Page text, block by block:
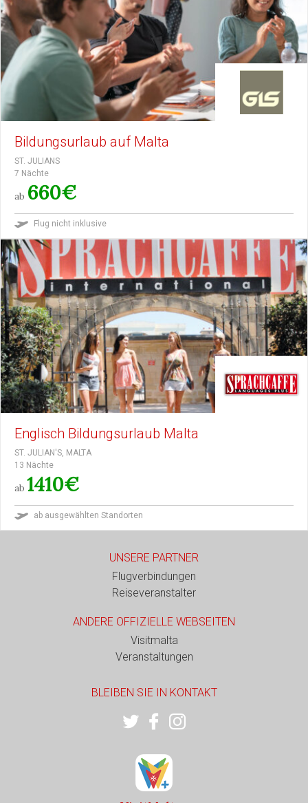
Bildungsurlaub auf Malta
ST. JULIANS
7 Nächte
ab 660€
Flug nicht inklusive
Englisch Bildungsurlaub Malta
ST. JULIAN'S, MALTA
13 Nächte
ab 1410€
ab ausgewählten Standorten
UNSERE PARTNER
Flugverbindungen
Reiseveranstalter
ANDERE OFFIZIELLE WEBSEITEN
Visitmalta
Veranstaltungen
BLEIBEN SIE IN KONTAKT